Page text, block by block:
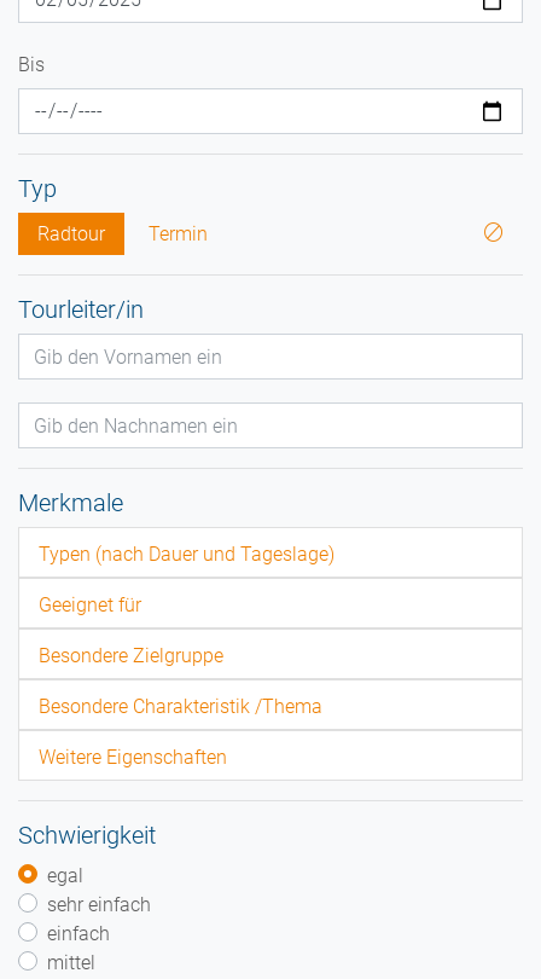
Bis
Typ
Radtour Termin
Tourleiter/in
Merkmale
Typen (nach Dauer und Tageslage)
Geeignet für
Besondere Zielgruppe
Besondere Charakteristik /Thema
Weitere Eigenschaften
Schwierigkeit
egal
sehr einfach
einfach
mittel